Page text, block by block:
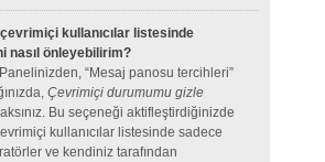
çevrimiçi kullanıcılar listesinde
nasıl önleyebilirim?
Panelinizden, “Mesaj panosu tercihleri”
Çevrimiçi durumumu gizle
Bu seçeneği aktifleştirdiğinizde
kullanıcılar listesinde sadece
ve kendiniz tarafından